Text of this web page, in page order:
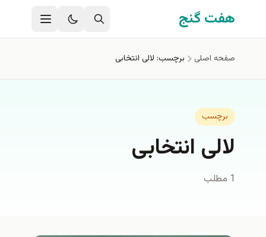
رفتن به محتوای اصلی
هفت گنج
صفحه اصلی برچسب: لالی انتخابی
برچسب
لالی انتخابی
1 مطلب